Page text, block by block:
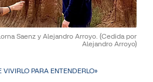
Saenz y Alejandro Arroyo. (Cedida por
Alejandro Arroyo)
VIVIRLO PARA ENTENDERLO»